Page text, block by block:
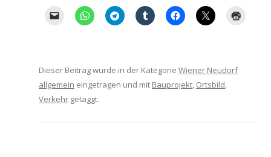
Dieser Beitrag wurde in der Kategorie Wiener Neudorf
allgemein eingetragen und mit Bauprojekt, Ortsbild,
Verkehr getaggt.